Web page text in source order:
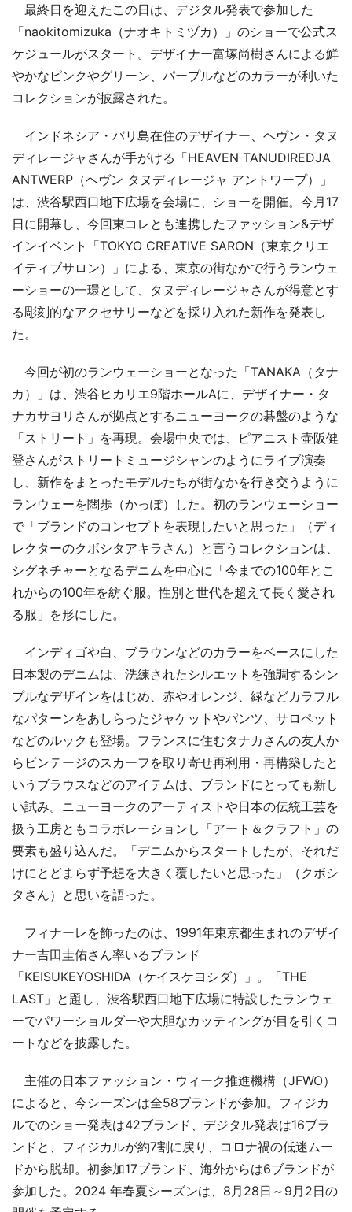
最終日を迎えたこの日は、デジタル発表で参加した
「naokitomizuka（ナオキトミヅカ）」のショーで公式ス
ケジュールがスタート。デザイナー富塚尚樹さんによる鮮
やかなピンクやグリーン、パープルなどのカラーが利いた
コレクションが披露された。
インドネシア・バリ島在住のデザイナー、ヘヴン・タヌ
ディレージャさんが手がける「HEAVEN TANUDIREDJA
ANTWERP（ヘヴン タヌディレージャ アントワープ）」
は、渋谷駅西口地下広場を会場に、ショーを開催。今月17
日に開幕し、今回東コレとも連携したファッション&デザ
インイベント「TOKYO CREATIVE SARON（東京クリエ
イティブサロン）」による、東京の街なかで行うランウェ
ーショーの一環として、タヌディレージャさんが得意とす
る彫刻的なアクセサリーなどを採り入れた新作を発表し
た。
今回が初のランウェーショーとなった「TANAKA（タナ
カ）」は、渋谷ヒカリエ9階ホールAに、デザイナー・タ
ナカサヨリさんが拠点とするニューヨークの碁盤のような
「ストリート」を再現。会場中央では、ピアニスト壷阪健
登さんがストリートミュージシャンのようにライブ演奏
し、新作をまとったモデルたちが街なかを行き交うように
ランウェーを闊歩（かっぽ）した。初のランウェーショー
で「ブランドのコンセプトを表現したいと思った」（ディ
レクターのクボシタアキラさん）と言うコレクションは、
シグネチャーとなるデニムを中心に「今までの100年とこ
れからの100年を紡ぐ服。性別と世代を超えて長く愛され
る服」を形にした。
インディゴや白、ブラウンなどのカラーをベースにした
日本製のデニムは、洗練されたシルエットを強調するシン
プルなデザインをはじめ、赤やオレンジ、緑などカラフル
なパターンをあしらったジャケットやパンツ、サロペット
などのルックも登場。フランスに住むタナカさんの友人か
らビンテージのスカーフを取り寄せ再利用・再構築したと
いうブラウスなどのアイテムは、ブランドにとっても新し
い試み。ニューヨークのアーティストや日本の伝統工芸を
扱う工房ともコラボレーションし「アート＆クラフト」の
要素も盛り込んだ。「デニムからスタートしたが、それだ
けにとどまらず予想を大きく覆したいと思った」（クボシ
タさん）と思いを語った。
フィナーレを飾ったのは、1991年東京都生まれのデザイ
ナー吉田圭佑さん率いるブランド
「KEISUKEYOSHIDA（ケイスケヨシダ）」。「THE
LAST」と題し、渋谷駅西口地下広場に特設したランウェ
ーでパワーショルダーや大胆なカッティングが目を引くコ
ートなどを披露した。
主催の日本ファッション・ウィーク推進機構（JFWO）
によると、今シーズンは全58ブランドが参加。フィジカ
ルでのショー発表は42ブランド、デジタル発表は16ブラ
ンドと、フィジカルが約7割に戻り、コロナ禍の低迷ムー
ドから脱却。初参加17ブランド、海外からは6ブランドが
参加した。2024 年春夏シーズンは、8月28日～9月2日の